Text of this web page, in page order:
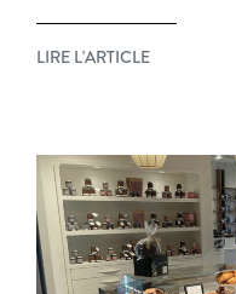
LIRE L'ARTICLE